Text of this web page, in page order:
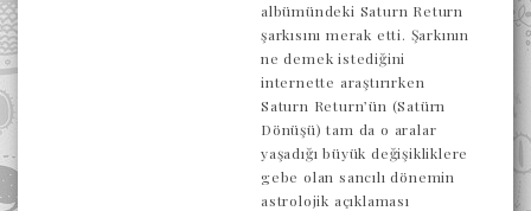
albümündeki Saturn Return
şarkısını merak etti. Şarkının
ne demek istediğini
internette araştırırken
Saturn Return’ün (Satürn
Dönüşü) tam da o aralar
yaşadığı büyük değişikliklere
gebe olan sancılı dönemin
astrolojik açıklaması